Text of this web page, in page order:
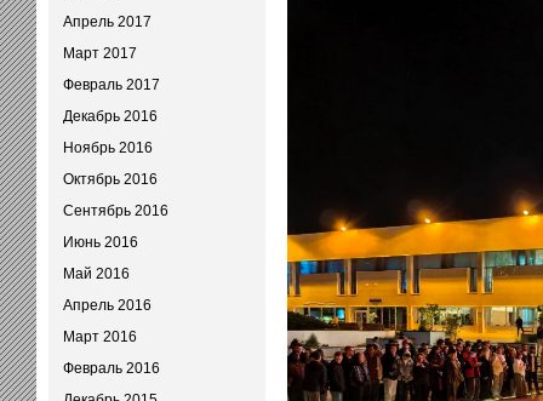
Апрель 2017
Март 2017
Февраль 2017
Декабрь 2016
Ноябрь 2016
Октябрь 2016
Сентябрь 2016
Июнь 2016
Май 2016
Апрель 2016
Март 2016
Февраль 2016